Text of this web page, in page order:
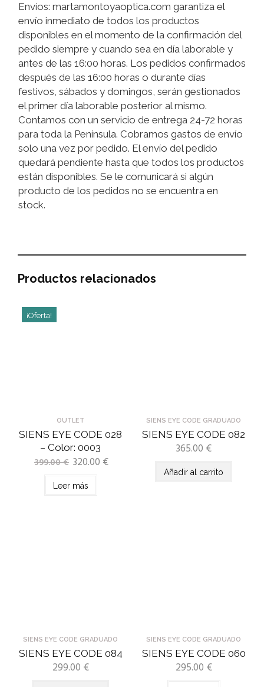
Envíos: martamontoyaoptica.com garantiza el
envío inmediato de todos los productos
disponibles en el momento de la confirmación del
pedido siempre y cuando sea en día laborable y
antes de las 16:00 horas. Los pedidos confirmados
después de las 16:00 horas o durante días
festivos, sábados y domingos, serán gestionados
el primer día laborable posterior al mismo.
Contamos con un servicio de entrega 24-72 horas
para toda la Península. Cobramos gastos de envío
solo una vez por pedido. El envío del pedido
quedará pendiente hasta que todos los productos
están disponibles. Se le comunicará si algún
producto de los pedidos no se encuentra en
stock.
Productos relacionados
OUTLET
SIENS EYE CODE 028
– Color: 0003
399.00€ 320.00 €
¡Oferta!
Leer más
SIENS EYE CODE GRADUADO
SIENS EYE CODE 082
365.00 €
Añadir al carrito
SIENS EYE CODE GRADUADO
SIENS EYE CODE 084
299.00 €
SIENS EYE CODE GRADUADO
SIENS EYE CODE 060
295.00 €